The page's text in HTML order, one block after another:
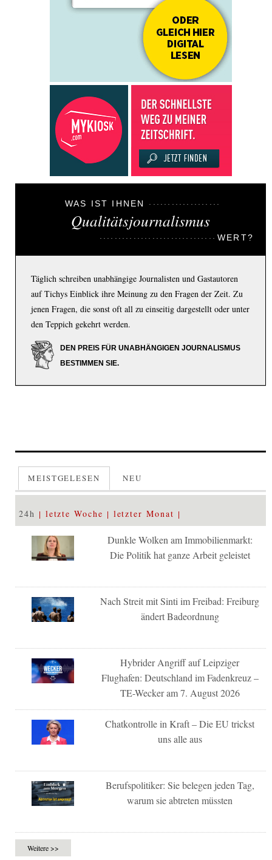
WAS IST IHNEN
Qualitätsjournalismus
WERT?
Täglich schreiben unabhängige Journalisten und Gastautoren
auf Tichys Einblick ihre Meinung zu den Fragen der Zeit. Zu
jenen Fragen, die sonst oft all zu einseitig dargestellt oder unter
den Teppich gekehrt werden.
DEN PREIS FÜR UNABHÄNGIGEN JOURNALISMUS
BESTIMMEN SIE.
MEISTGELESEN NEU
24h letzte Woche letzter Monat
Dunkle Wolken am Immobilienmarkt:
Die Politik hat ganze Arbeit geleistet
Nach Streit mit Sinti im Freibad: Freiburg
ändert Badeordnung
Hybrider Angriff auf Leipziger
Flughafen: Deutschland im Fadenkreuz –
TE-Wecker am 7. August 2026
Chatkontrolle in Kraft – Die EU trickst
uns alle aus
Berufspolitiker: Sie belegen jeden Tag,
warum sie abtreten müssten
Weitere >>